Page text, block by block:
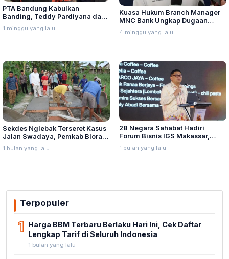
PTA Bandung Kabulkan
Banding, Teddy Pardiyana dan
Bintang Ditetapkan Ahli Waris
Lina Jubaedah
1 minggu yang lalu
Kuasa Hukum Branch Manager
MNC Bank Ungkap Dugaan
Penganiayaan oleh Hary Tanoe
di MNC Towe
4 minggu yang lalu
Sekdes Nglebak Terseret Kasus
Jalan Swadaya, Pemkab Blora
Sebut Pendampingan Hukum
Bukan Kewenangannya
1 bulan yang lalu
28 Negara Sahabat Hadiri
Forum Bisnis IGS Makassar,
Munafri Tawarkan Investasi
Stadion Untia
1 bulan yang lalu
Terpopuler
1 Harga BBM Terbaru Berlaku Hari Ini, Cek Daftar
Lengkap Tarif di Seluruh Indonesia
1 bulan yang lalu